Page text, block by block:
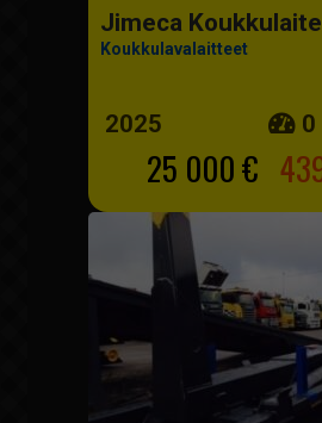
Jimeca
Koukkulavalaitteet
2025 0
25 000 €